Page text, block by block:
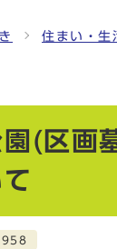
住まい・生
園(区画